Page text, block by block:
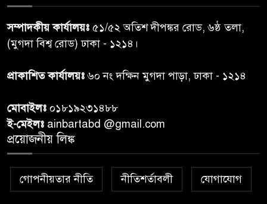
তদন্ত শেষ পর্যায়ে, দ্রুত চার্জশিট
৭
রাতের মধ্যে ঢাকাসহ ১০ অঞ্চলে
ঝড়বৃষ্টির পূর্বাভাস
৮
প্রধানমন্ত্রীর সঙ্গে দেখা করে স্বপ্নপূরণ
উপহার
৯
২০ আগস্ট রাষ্ট্রপতি নির্বাচন,
১০
সম্পাদকীয় কার্যালয়ঃ ৫১/৫২ অতিশ দীপঙ্কর রোড, ৬ষ্ঠ তলা,
(মুগদা বিশ্ব রোড) ঢাকা - ১২১৪।
প্রাকাশিত কার্যালয়ঃ৬০ নং দক্ষিন মুগদা পাড়া, ঢাকা - ১২১৪
মোবাইলঃ ০১৮১৯২৩১৪৮৮
ই-মেইলঃ ainbartabd @gmail.com
প্রয়োজনীয় লিঙ্ক
গোপনীয়তার নীতি নীতিশর্তাবলী যোগাযোগ